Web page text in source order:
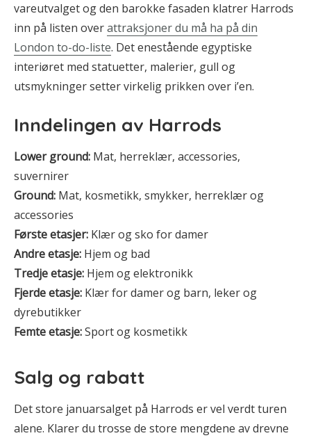
vareutvalget og den barokke fasaden klatrer Harrods
inn på listen overattraksjoner du må ha på din
London to-do-liste. Det enestående egyptiske
interiøret med statuetter, malerier, gull og
utsmykninger setter virkelig prikken over i’en.
Inndelingen av Harrods
Lower ground: Mat, herreklær, accessories,
suvernirer
Ground: Mat, kosmetikk, smykker, herreklær og
accessories
Første etasjer: Klær og sko for damer
Andre etasje: Hjem og bad
Tredje etasje: Hjem og elektronikk
Fjerde etasje: Klær for damer og barn, leker og
dyrebutikker
Femte etasje:Sport og kosmetikk
Salg og rabatt
Det store januarsalget på Harrods er vel verdt turen
alene. Klarer du trosse de store mengdene av drevne